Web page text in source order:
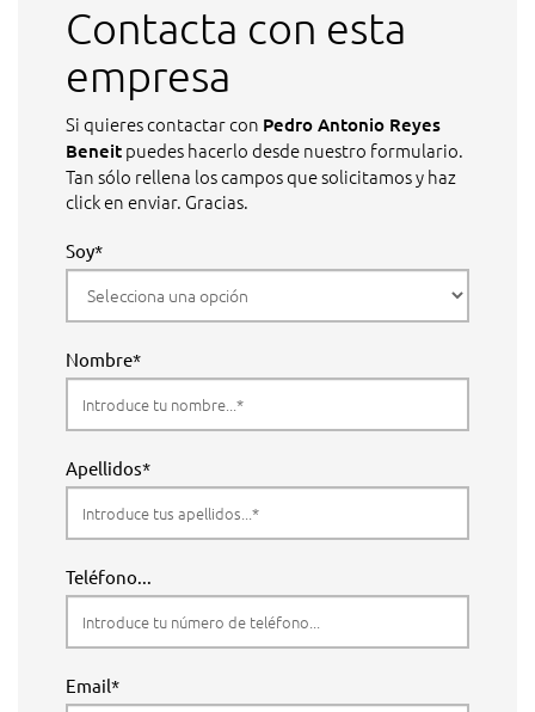
Contacta con esta
empresa
Si quieres contactar con Pedro Antonio Reyes
Beneit puedes hacerlo desde nuestro formulario.
Tan sólo rellena los campos que solicitamos y haz
click en enviar. Gracias.
Soy*
Nombre*
Apellidos*
Teléfono...
Email*